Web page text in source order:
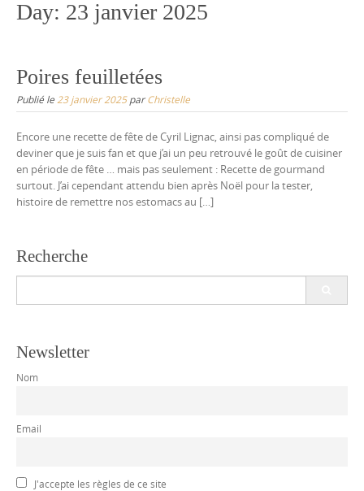
Day: 23 janvier 2025
Poires feuilletées
Publié le23 janvier 2025parChristelle
Encore une recette de fête de Cyril Lignac, ainsi pas compliqué de
deviner que je suis fan et que j’ai un peu retrouvé le goût de cuisiner
en période de fête … mais pas seulement : Recette de gourmand
surtout. J’ai cependant attendu bien après Noël pour la tester,
histoire de remettre nos estomacs au […]
Recherche
Newsletter
Nom
Email
J'accepte les règles de ce site